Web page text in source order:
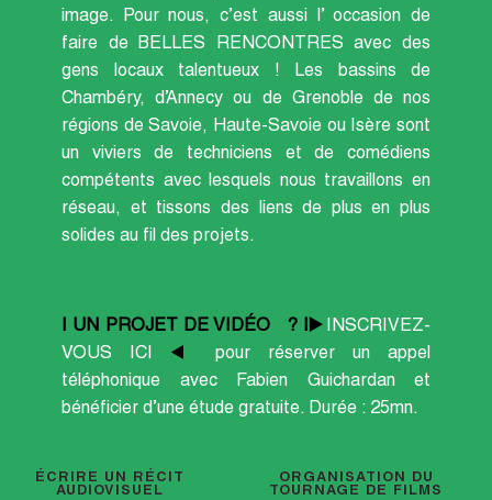
image. Pour nous, c’est aussi l’ occasion de
faire de BELLES RENCONTRES avec des
gens locaux talentueux ! Les bassins de
Chambéry, d’Annecy ou de Grenoble de nos
régions de Savoie, Haute-Savoie ou Isère sont
un viviers de techniciens et de comédiens
compétents avec lesquels nous travaillons en
réseau, et tissons des liens de plus en plus
solides au fil des projets.
| UN PROJET DE VIDÉO ? |▶️ INSCRIVEZ-
VOUS ICI ◀️
pour réserver un appel
téléphonique avec Fabien Guichardan et
bénéficier d’une étude gratuite. Durée : 25mn.
ÉCRIRE UN RÉCIT
AUDIOVISUEL
ORGANISATION DU
TOURNAGE DE FILMS